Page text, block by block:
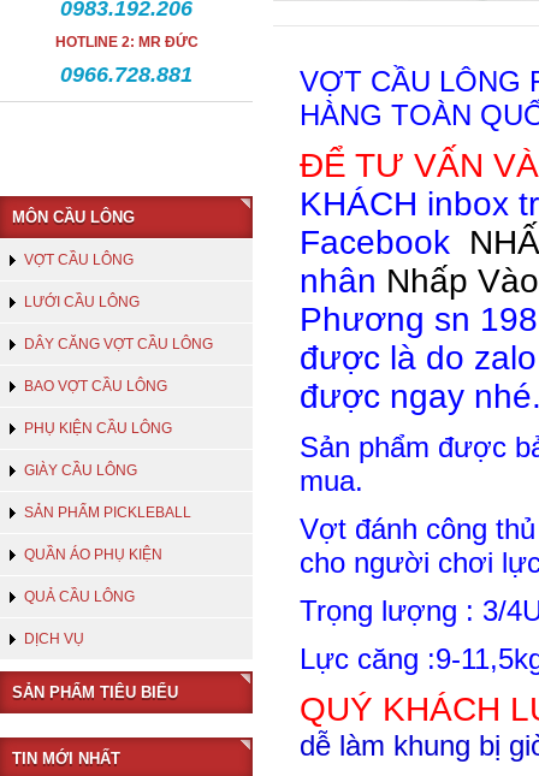
0983.192.206
HOTLINE 2: MR ĐỨC
0966.728.881
MÔN CẦU LÔNG
VỢT CẦU LÔNG
LƯỚI CẦU LÔNG
DÂY CĂNG VỢT CẦU LÔNG
BAO VỢT CẦU LÔNG
PHỤ KIỆN CẦU LÔNG
GIÀY CẦU LÔNG
SẢN PHẨM PICKLEBALL
QUẦN ÁO PHỤ KIỆN
QUẢ CẦU LÔNG
DỊCH VỤ
SẢN PHẨM TIÊU BIỂU
TIN MỚI NHẤT
VỢT CẦU LÔNG
HÀNG TOÀN
ĐỂ TƯ VẤN
KHÁCH inbox
Facebook
nhân Nhấp
Phương sn
được là do
được ngay
Sản phẩm được
mua.
Vợt đánh công
cho người chơi
Trọng lượng : 3/
Lực căng :9-
QUÝ KHÁCH
dễ làm khung bị